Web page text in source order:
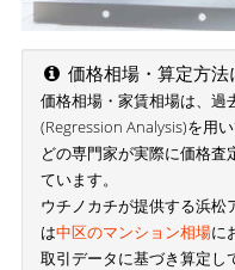
価格相場・算定方法
価格相場・家賃相場は、過
(Regression Analysis)を用
どの専門家が実際に価格査
ています。
ウチノカチが提供する浜
は中区のマンション相場に
取引データに基づき算定し